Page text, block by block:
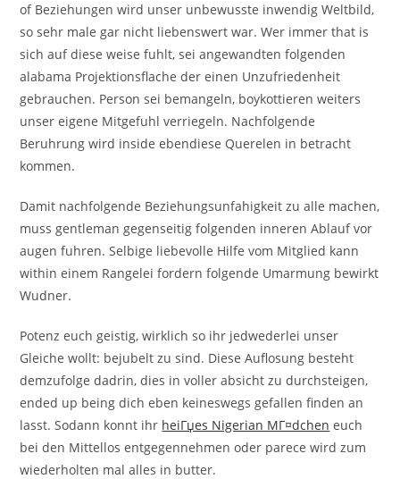
of Beziehungen wird unser unbewusste inwendig Weltbild,
so sehr male gar nicht liebenswert war. Wer immer that is
sich auf diese weise fuhlt, sei angewandten folgenden
alabama Projektionsflache der einen Unzufriedenheit
gebrauchen. Person sei bemangeln, boykottieren weiters
unser eigene Mitgefuhl verriegeln. Nachfolgende
Beruhrung wird inside ebendiese Querelen in betracht
kommen.
Damit nachfolgende Beziehungsunfahigkeit zu alle machen,
muss gentleman gegenseitig folgenden inneren Ablauf vor
augen fuhren. Selbige liebevolle Hilfe vom Mitglied kann
within einem Rangelei fordern folgende Umarmung bewirkt
Wudner.
Potenz euch geistig, wirklich so ihr jedwederlei unser
Gleiche wollt: bejubelt zu sind. Diese Auflosung besteht
demzufolge dadrin, dies in voller absicht zu durchsteigen,
ended up being dich eben keineswegs gefallen finden an
lasst. Sodann konnt ihr heiГџes Nigerian MГ¤dchen euch
bei den Mittellos entgegennehmen oder parece wird zum
wiederholten mal alles in butter.